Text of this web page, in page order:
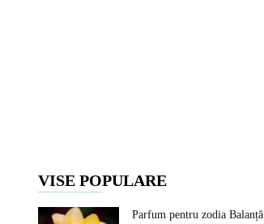
VISE POPULARE
Parfum pentru zodia Balanță